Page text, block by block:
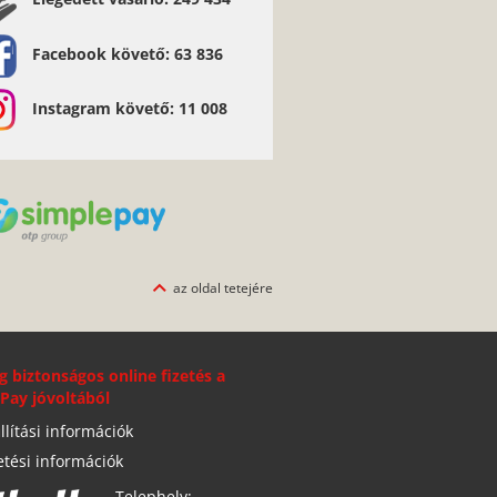
Facebook követő: 63 836
Instagram követő: 11 008
az oldal tetejére
biztonságos online fizetés a
jóvoltából
információk
információk